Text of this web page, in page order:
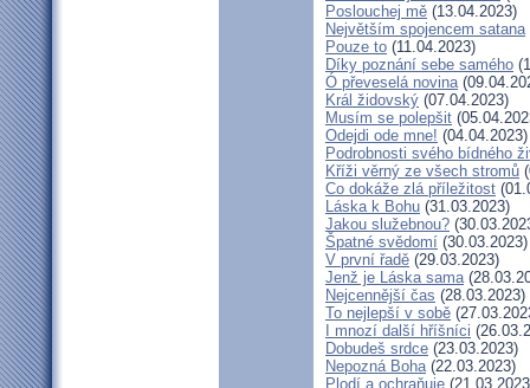
Poslouchej mě (13.04.2023)
Největším spojencem satana
Pouze to (11.04.2023)
Díky poznání sebe samého
Ó převeselá novina
Král židovský (07.04.2023)
Musím se polepšit
Odejdi ode mne! (04.04.2023)
Podrobnosti svého bídného
Kříži věrný ze všech stromů
Co dokáže zlá příležitost
Láska k Bohu (31.03.2023)
Jakou služebnou?
Špatné svědomí (30.03.2023)
V první řadě (29.03.2023)
Jenž je Láska sama
Nejcennější čas (28.03.2023)
To nejlepší v sobě
I mnozí další hříšníci
Dobudeš srdce (23.03.2023)
Nepozná Boha(22.03.2023)
Plodí a ochraňuje